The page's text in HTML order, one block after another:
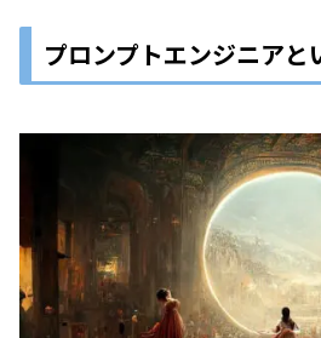
プロンプトエンジニア